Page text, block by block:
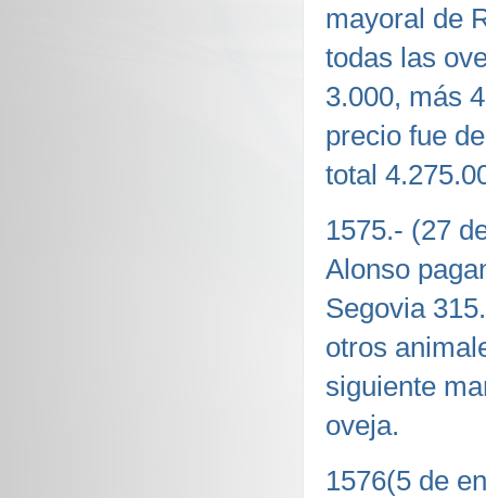
mayoral de
todas las
3.000, más
precio fue
total
1575.- (27
Alonso
Segovia
otros
siguiente
oveja.
1576(5 de